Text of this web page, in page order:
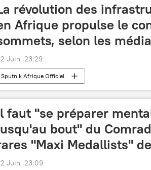
révolution des
Afrique propulse le
selon les
Juin, 23:29
Sputnik Afrique Officiel
faut "se préparer
bout" du
"Maxi Medallists"
Juin, 23:09